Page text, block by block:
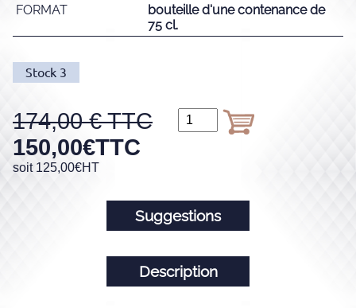
FORMAT
bouteille d'une contenance de
75 cl.
Stock 3
174,00
150,00€TTC
soit 125,00€HT
Suggestions
Description